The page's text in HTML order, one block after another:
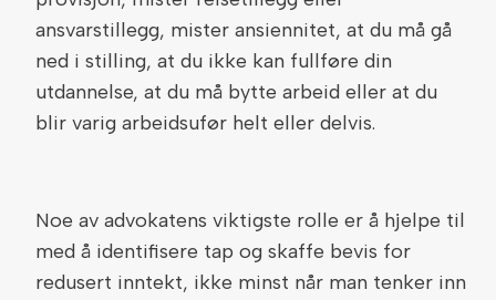
ansvarstillegg, mister ansiennitet, at du må gå
ned i stilling, at du ikke kan fullføre din
utdannelse, at du må bytte arbeid eller at du
blir varig arbeidsufør helt eller delvis.
Noe av advokatens viktigste rolle er å hjelpe til
med å identifisere tap og skaffe bevis for
redusert inntekt, ikke minst når man tenker inn